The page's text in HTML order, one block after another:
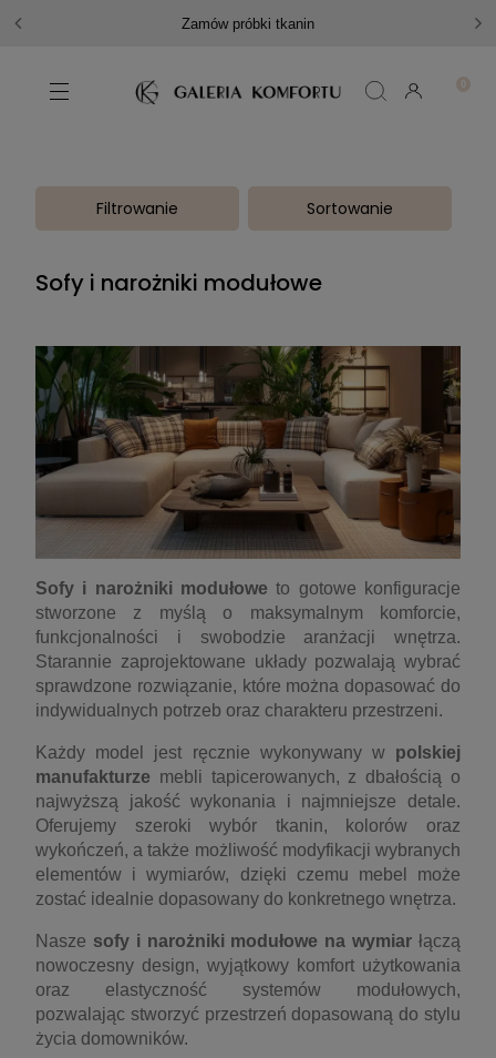
Zamów próbki tkanin
Filtrowanie Sortowanie
Sofy i narożniki modułowe
Sofy i narożniki modułowe to gotowe konfiguracje
stworzone z myślą o maksymalnym komforcie,
funkcjonalności i swobodzie aranżacji wnętrza.
Starannie zaprojektowane układy pozwalają wybrać
sprawdzone rozwiązanie, które można dopasować do
indywidualnych potrzeb oraz charakteru przestrzeni.
Każdy model jest ręcznie wykonywany w polskiej
manufakturze mebli tapicerowanych, z dbałością o
najwyższą jakość wykonania i najmniejsze detale.
Oferujemy szeroki wybór tkanin, kolorów oraz
wykończeń, a także możliwość modyfikacji wybranych
elementów i wymiarów, dzięki czemu mebel może
zostać idealnie dopasowany do konkretnego wnętrza.
Nasze sofy i narożniki modułowe na wymiar łączą
nowoczesny design, wyjątkowy komfort użytkowania
oraz elastyczność systemów modułowych,
pozwalając stworzyć przestrzeń dopasowaną do stylu
życia domowników.